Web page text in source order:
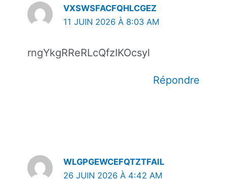
VXSWSFACFQHLCGEZ
11 JUIN 2026 À 8:03 AM
rngYkgRReRLcQfzIKOcsyl
Répondre
WLGPGEWCEFQTZTFAIL
26 JUIN 2026 À 4:42 AM